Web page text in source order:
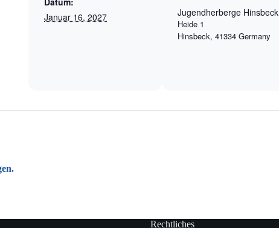
Januar 16, 2027
Jugendherberge Hinsbeck
Heide 1
Hinsbeck, 41334 Germany
Rechtliches